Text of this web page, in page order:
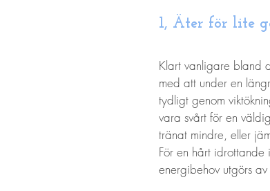
1, Äter för lite
Klart vanligare bland
med att under en
tydligt genom
vara svårt för en
tränat mindre, eller
För en hårt
energibehov utgörs